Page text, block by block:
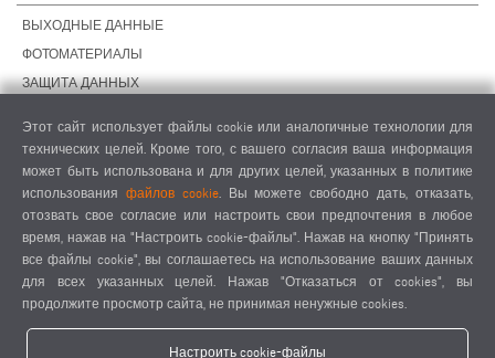
ВЫХОДНЫЕ ДАННЫЕ
ФОТОМАТЕРИАЛЫ
ЗАЩИТА ДАННЫХ
ОБЩИЕ УСЛОВИЯ СДЕЛОК
ОБЩИЕ УСЛОВИЯ ПРОДАЖИ
НАСТРОЙКИ COOKIES
КОДЕКС ПОВЕДЕНИЯ ПОСТАВЩИКОВ
Этот сайт использует файлы cookie или аналогичные технологии для
технических целей. Кроме того, с вашего согласия ваша информация
может быть использована и для других целей, указанных в политике
использования файлов cookie. Вы можете свободно дать, отказать,
отозвать свое согласие или настроить свои предпочтения в любое
время, нажав на "Настроить cookie-файлы". Нажав на кнопку "Принять
все файлы cookie", вы соглашаетесь на использование ваших данных
для всех указанных целей. Нажав "Отказаться от cookies", вы
продолжите просмотр сайта, не принимая ненужные cookies.
Настроить cookie-файлы